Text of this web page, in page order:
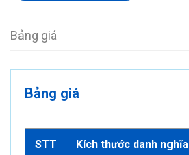
Bảng giá
Bảng giá
STT Kích thước danh nghĩa